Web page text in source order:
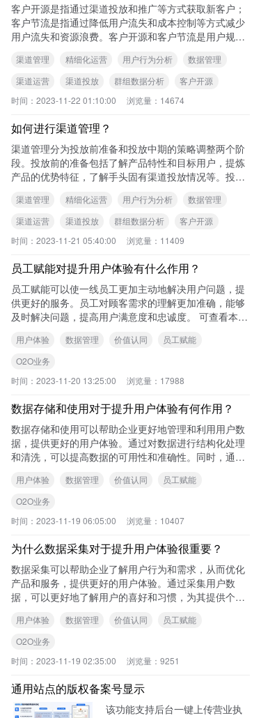
客户开源是指通过渠道投放和推广等方式获取新客户；
客户节流是指通过降低用户流失和成本控制等方式减少
用户流失和资源浪费。客户开源和客户节流是用户规模
渠道管理 精细化运营 用户行为分析
数据管理
渠道运营
渠道投放 群组数据分析
客户开源
时间： 2023-11-22 01:10:00 浏览量： 14674
如何进行渠道管理？
渠道管理分为投放前准备和投放中期的策略调整两个阶
段。投放前的准备包括了解产品特性和目标用户，提炼
产品的优势特征，了解手头固有渠道投放情况等。投放
类
渠道管理 精细化运营 用户行为分析
数据管理
渠道运营
渠道投放 群组数据分析
客户开源
时间： 2023-11-21 05:40:00 浏览量： 11409
员工赋能对提升用户体验有什么作用？
员工赋能可以使一线员工更加主动地解决用户问题，提
供更好的服务。员工对顾客需求的理解更加准确，能够
及时解决问题，提高用户满意度和忠诚度。 可查看本站
用户体验 数据管理 价值认同
员工赋能
O2O业务
时间： 2023-11-20 13:25:00 浏览量： 17988
数据存储和使用对于提升用户体验有何作用？
数据存储和使用可以帮助企业更好地管理和利用用户数
据，提供更好的用户体验。通过对数据进行结构化处理
和清洗，可以提高数据的可用性和准确性。同时，通过
企
用户体验 数据管理 价值认同
员工赋能
O2O业务
时间： 2023-11-19 06:05:00 浏览量： 10407
为什么数据采集对于提升用户体验很重要？
数据采集可以帮助企业了解用户行为和需求，从而优化
产品和服务，提供更好的用户体验。通过采集用户数
据，可以更好地了解用户的喜好和习惯，为其提供个性
用户体验 数据管理 价值认同
员工赋能
O2O业务
时间： 2023-11-19 02:35:00 浏览量： 9251
通用站点的版权备案号显示
该功能支持后台一键上传营业执